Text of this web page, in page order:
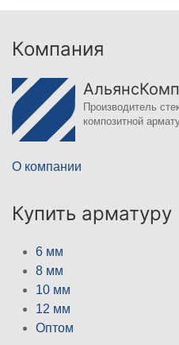
Компания
Производитель
композитной
О компании
Купить арматуру
6 мм
8 мм
10 мм
12 мм
Оптом